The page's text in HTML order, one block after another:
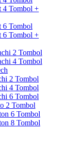
4 Tombol +
6 Tombol
6 Tombol +
2 Tombol
4 Tombol
2 Tombol
4 Tombol
6 Tombol
2 Tombol
6 Tombol
8 Tombol